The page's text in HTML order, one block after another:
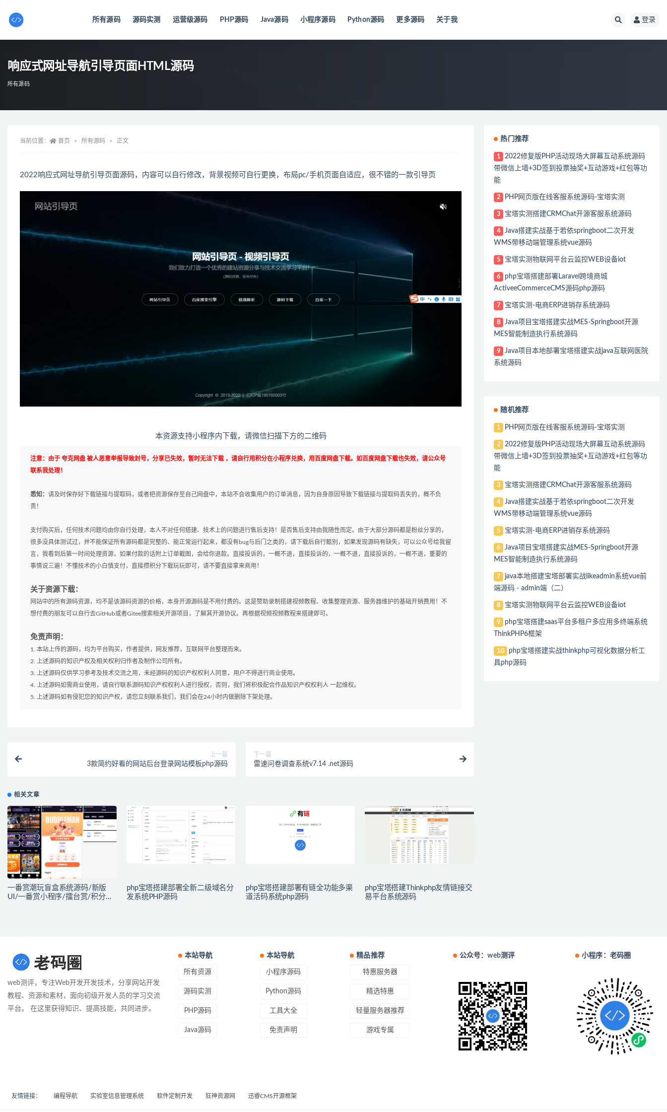
所有源码 源码实测 运营级源码 PHP源码 Java源码 小程序源码 Python源码 更多源码 关于我 登录
响应式网址导航引导页面HTML源码
所有源码
当前位置： 首页 所有源码 正文
本资源支持小程序内下载，请微信扫描下方的二维码
注意：由于 夸克网盘 被人恶意举报导致封号，分享已失效，暂时无法下载 ，请自行用积分在小程序兑换，用百度网盘下载。如百度网盘下载也失效，请公众号
联系我处理！
悉知： 请及时保存好下载链接与提取码，或者把资源保存至自己网盘中，本站不会收集用户的订单消息，因为自身原因导致下载链接与提取码丢失的，概不负
责！
支付购买后，任何技术问题均由你自行处理，本人不对任何搭建、技术上的问题进行售后支持！是否售后支持由我随性而定。由于大部分源码都是粉丝分享的，
很多没具体测试过，并不能保证所有源码都是完整的、能正常运行起来，都没有bug与后门之类的，请下载后自行甄别，如果发现源码有缺失，可以公众号给我留
言，我看到后第一时间处理资源，如果付款的话附上订单截图，会给你退款。直接投诉的，一概不退，直接投诉的，一概不退，直接投诉的，一概不退，重要的
事情说三遍！不懂技术的小白慎支付，直接攒积分下载玩玩即可，请不要直接拿来商用！
关于资源下载：
网站中的所有源码资源，均不是该源码资源的价格，本身开源源码是不用付费的。这是赞助录制搭建视频教程、收集整理资源、服务器维护的基础开销费用！不
想付费的朋友可以自行去GitHub或者Gitee搜索相关开源项目，了解其开源协议。再根据视频视频教程来搭建即可。
免责声明：
1. 本站上传的源码，均为平台购买，作者提供，网友推荐，互联网平台整理而来。
2. 上述源码的知识产权及相关权利归作者及制作公司所有。
3. 上述源码仅供学习参考及技术交流之用，未经源码的知识产权权利人同意，用户不得进行商业使用。
4. 上述源码如需商业使用，请自行联系源码知识产权权利人进行授权，否则，我们将积极配合作品知识产权权利人 一起维权。
5. 上述源码如有侵犯您的知识产权，请您立刻联系我们，我们会在24小时内做删除下架处理。
上一篇
3款简约好看的网站后台登录网站模板php源码
下一篇
雷速问卷调查系统v7.14 .net源码
相关文章
一番赏潮玩盲盒系统源码/新版
UI/一番赏小程序/擂台赏/积分赏/
php宝塔搭建部署全新二级域名分
发系统PHP源码
php宝塔搭建部署有链全功能多渠
道活码系统php源码
php宝塔搭建Thinkphp友情链接交
易平台系统源码
热门推荐
1
2022修复版PHP活动现场大屏幕互动系统源码
带微信上墙+3D签到投票抽奖+互动游戏+红包等功
能
2 PHP网页版在线客服系统源码-宝塔实测
3 宝塔实测搭建CRMChat开源客服系统源码
4
Java搭建实战基于若依springboot二次开发
WMS带移动端管理系统vue源码
5 宝塔实测物联网平台云监控WEB设备iot
6
php宝塔搭建部署Laravel跨境商城
ActiveeCommerceCMS源码php源码
7 宝塔实测-电商ERP进销存系统源码
8
Java项目宝塔搭建实战MES-Springboot开源
MES智能制造执行系统源码
9
Java项目本地部署宝塔搭建实战java互联网医院
系统源码
随机推荐
1 PHP网页版在线客服系统源码-宝塔实测
2
2022修复版PHP活动现场大屏幕互动系统源码
带微信上墙+3D签到投票抽奖+互动游戏+红包等功
能
3 宝塔实测搭建CRMChat开源客服系统源码
4
Java搭建实战基于若依springboot二次开发
WMS带移动端管理系统vue源码
5 宝塔实测-电商ERP进销存系统源码
6
Java项目宝塔搭建实战MES-Springboot开源
MES智能制造执行系统源码
7
java本地搭建宝塔部署实战likeadmin系统vue前
端源码 - admin端（二）
8 宝塔实测物联网平台云监控WEB设备iot
9
php宝塔搭建saas平台多租户多应用多终端系统
ThinkPHP6框架
10
php宝塔搭建实战thinkphp可视化数据分析工
具php源码
web测评，专注Web开发开发技术，分享网站开发
教程、资源和素材，面向初级开发人员的学习交流
平台。 在这里获得知识、提高技能，共同进步。
本站导航
所有资源
源码实测
PHP源码
Java源码
本站导航
小程序源码
Python源码
工具大全
免责声明
精品推荐
特惠服务器
精选特惠
轻量服务器推荐
游戏专属
公众号：web测评 小程序：老码圈
友情链接： 编程导航 实验室信息管理系统 软件定制开发 狂神资源网 迅睿CMS开源框架